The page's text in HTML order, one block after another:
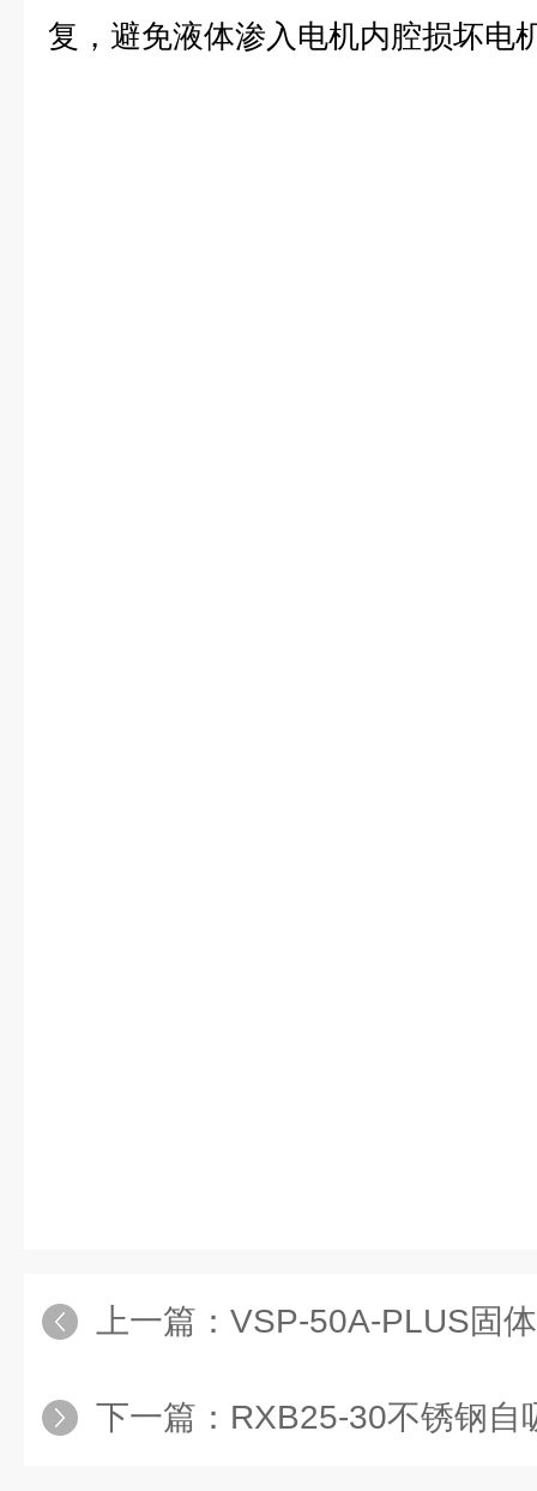
复，避免液体渗入电机内腔损坏电
上一篇： VSP-50A-PLUS固体粉
下一篇： RXB25-30不锈钢自吸